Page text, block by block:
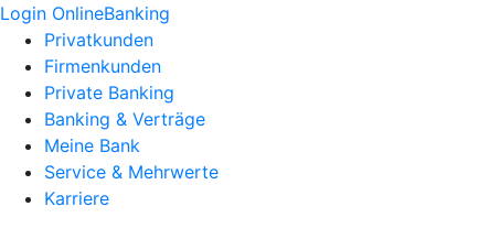
Login OnlineBanking
Privatkunden
Firmenkunden
Private Banking
Banking & Verträge
Meine Bank
Service & Mehrwerte
Karriere